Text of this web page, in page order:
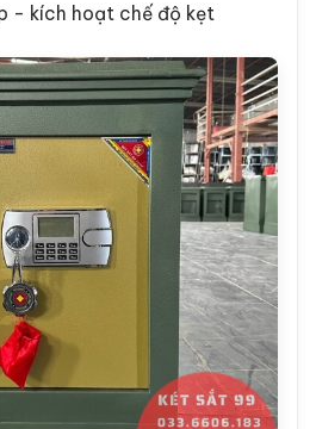
- kích hoạt chế độ kẹt